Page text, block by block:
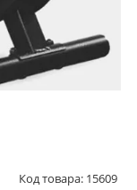
Код товара: 15609